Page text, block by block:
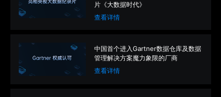
片《大数据时代》
查看详情
中国首个进入Gartner数据仓库及数据
管理解决方案魔力象限的厂商
查看详情